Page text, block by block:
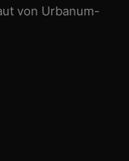
von Urbanum-